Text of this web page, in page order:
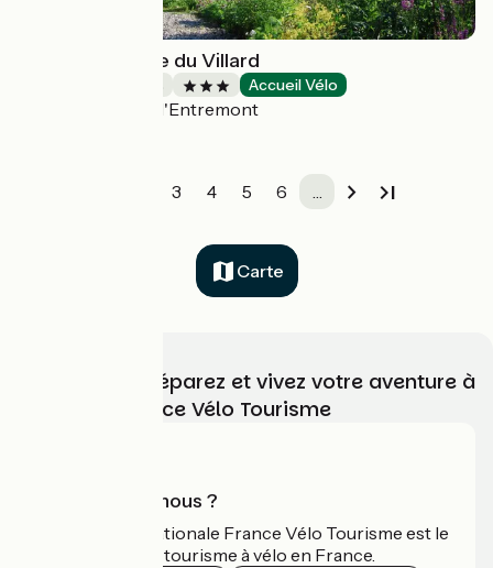
L'ancienne école du Villard
Accueil Vélo
Saint-Pierre-d'Entremont
3 4 5 6 …
Carte
Choisissez, préparez et vivez votre aventure à
vélo avec France Vélo Tourisme
Qui sommes-nous ?
L'association nationale France Vélo Tourisme est le
guide officiel du tourisme à vélo en France.